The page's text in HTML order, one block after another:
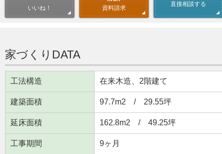
いいね！ 資料請求
直接相談する
家づくりDATA
工法構造 在来木造、2階建て
建築面積 97.7m2 / 29.55坪
延床面積 162.8m2 / 49.25坪
工事期間 9ヶ月